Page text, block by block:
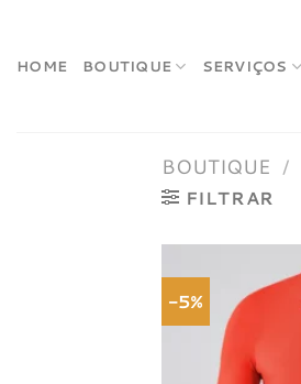
content
HOME BOUTIQUE SERVIÇOS
BOUTIQUE /
FILTRAR
-5%